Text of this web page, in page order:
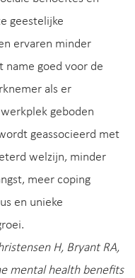
geestelijke
ervaren minder
name goed voor de
als er
geboden
geassocieerd met
welzijn, minder
meer coping
en unieke
H, Bryant RA,
mental health benefits